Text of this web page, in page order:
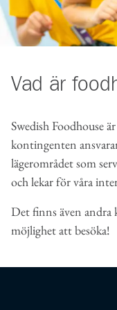
Vad är
Swedish Foodhouse
kontingenten
lägerområdet som
och lekar för våra
Det finns även andra
möjlighet att besöka!